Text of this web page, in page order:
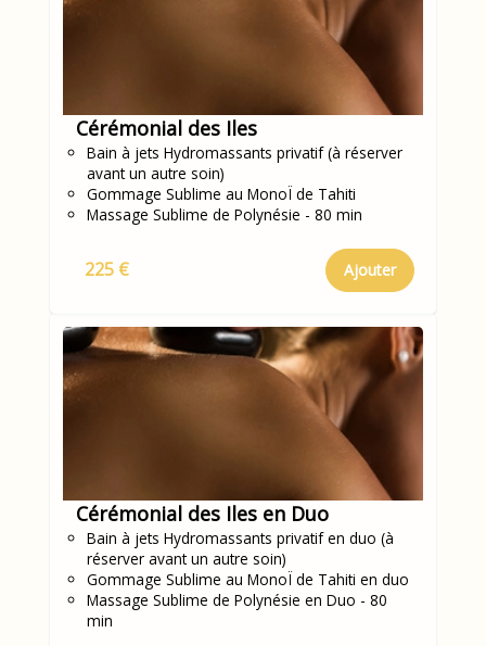
Cérémonial des Iles
Bain à jets Hydromassants privatif (à réserver
avant un autre soin)
Gommage Sublime au MonoÏ de Tahiti
Massage Sublime de Polynésie - 80 min
225 € Ajouter
Cérémonial des Iles en Duo
Bain à jets Hydromassants privatif en duo (à
réserver avant un autre soin)
Gommage Sublime au MonoÏ de Tahiti en duo
Massage Sublime de Polynésie en Duo - 80
min